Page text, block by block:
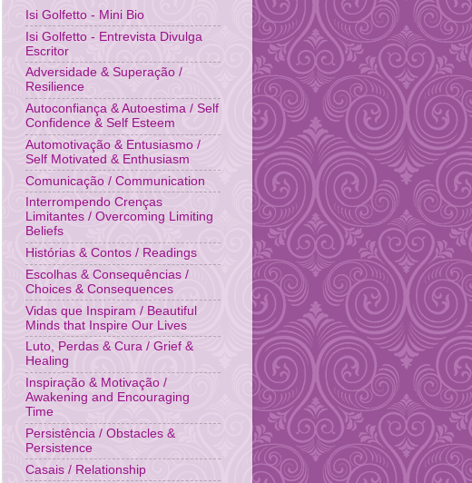
Isi Golfetto - Mini Bio
Isi Golfetto - Entrevista Divulga
Escritor
Adversidade & Superação /
Resilience
Autoconfiança & Autoestima / Self
Confidence & Self Esteem
Automotivação & Entusiasmo /
Self Motivated & Enthusiasm
Comunicação / Communication
Interrompendo Crenças
Limitantes / Overcoming Limiting
Beliefs
Histórias & Contos / Readings
Escolhas & Consequências /
Choices & Consequences
Vidas que Inspiram / Beautiful
Minds that Inspire Our Lives
Luto, Perdas & Cura / Grief &
Healing
Inspiração & Motivação /
Awakening and Encouraging
Time
Persistência / Obstacles &
Persistence
Casais / Relationship